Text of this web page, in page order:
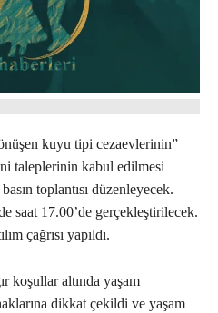
kuyu tipi cezaevlerinin”
taleplerinin kabul edilmesi
toplantısı düzenleyecek.
saat 17.00’de gerçekleştirilecek.
çağrısı yapıldı.
koşullar altında yaşam
dikkat çekildi ve yaşam